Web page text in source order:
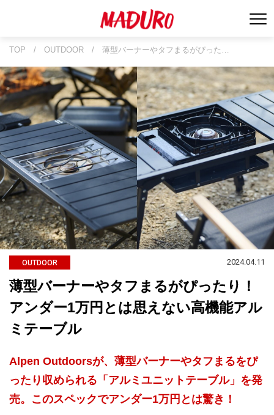
TOP / OUTDOOR / 薄型バーナーやタフまるがぴった…
OUTDOOR 2024.04.11
薄型バーナーやタフまるがぴったり！
アンダー1万円とは思えない高機能アル
ミテーブル
Alpen Outdoorsが、薄型バーナーやタフまるをぴ
ったり収められる「アルミユニットテーブル」を発
売。このスペックでアンダー1万円とは驚き！